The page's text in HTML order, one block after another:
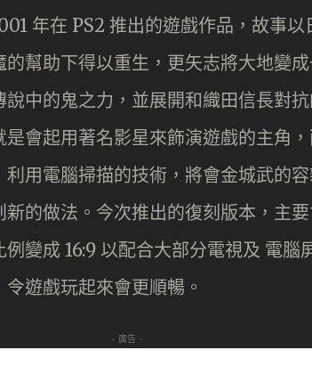
年在 PS2 推出的遊戲作品，故事
幫助下得以重生，更矢志將大地變
中的鬼之力，並展開和織田信長對
會起用著名影星來飾演遊戲的主角
用電腦掃描的技術，將會金城武的
的做法。今次推出的復刻版本，主
變成 16:9 以配合大部分電視及 電腦
遊戲玩起來會更順暢。
- 廣告 -